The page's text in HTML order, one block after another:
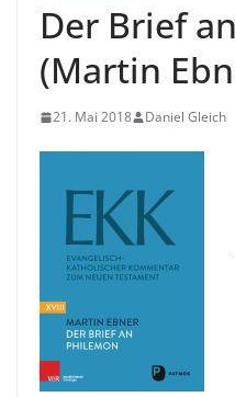
Der Brief
(Martin
21. Mai 2018 Daniel Gleich